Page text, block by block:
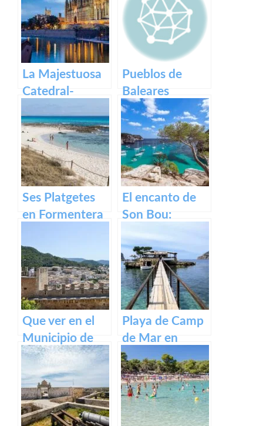
La Majestuosa
Catedral-
Santa María en
Mallorca.
Pueblos de
Baleares
Ses Platgetes
en Formentera
El encanto de
Son Bou:
belleza de
Menorca
Que ver en el
Municipio de
Capdepera en
Baleares
Playa de Camp
de Mar en
Mallorca